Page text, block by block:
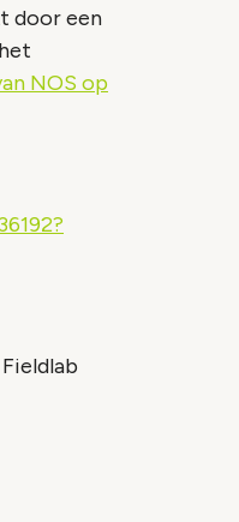
door een
NOS op